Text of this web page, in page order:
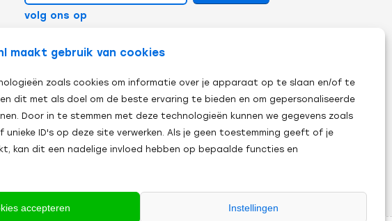
maakt gebruik van cookies
zoals cookies om informatie over je apparaat op te slaan en/of te
dit met als doel om de beste ervaring te bieden en om gepersonaliseerde
Door in te stemmen met deze technologieën kunnen we gegevens zoals
unieke ID's op deze site verwerken. Als je geen toestemming geeft of je
kan dit een nadelige invloed hebben op bepaalde functies en
accepteren Instellingen
volg ons op